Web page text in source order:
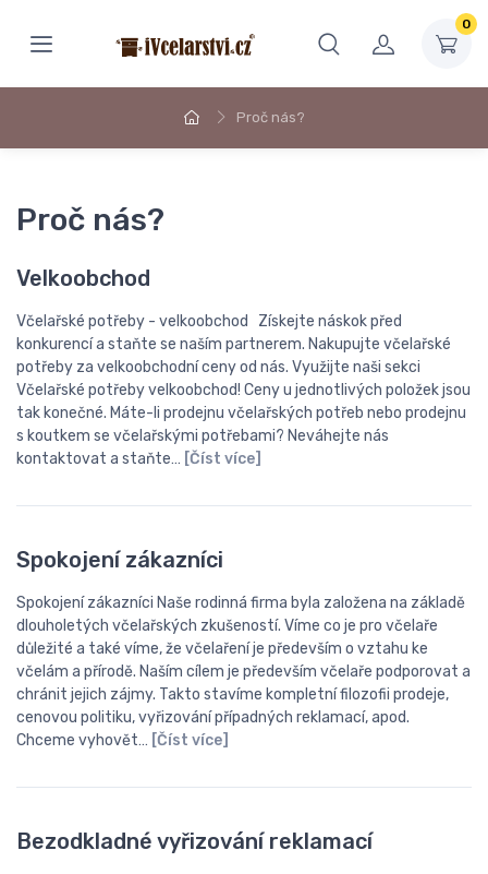
0
Proč nás?
Proč nás?
Velkoobchod
Včelařské potřeby - velkoobchod Získejte náskok před
konkurencí a staňte se naším partnerem. Nakupujte včelařské
potřeby za velkoobchodní ceny od nás. Využijte naši sekci
Včelařské potřeby velkoobchod! Ceny u jednotlivých položek jsou
tak konečné. Máte-li prodejnu včelařských potřeb nebo prodejnu
s koutkem se včelařskými potřebami? Neváhejte nás
kontaktovat a staňte… [Číst více]
Spokojení zákazníci
Spokojení zákazníci Naše rodinná firma byla založena na základě
dlouholetých včelařských zkušeností. Víme co je pro včelaře
důležité a také víme, že včelaření je především o vztahu ke
včelám a přírodě. Naším cílem je především včelaře podporovat a
chránit jejich zájmy. Takto stavíme kompletní filozofii prodeje,
cenovou politiku, vyřizování případných reklamací, apod.
Chceme vyhovět… [Číst více]
Bezodkladné vyřizování reklamací